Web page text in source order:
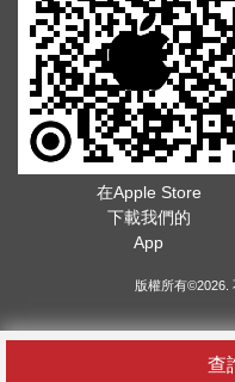
查
在Apple Store
下載我們的
App
版權所有©2026.